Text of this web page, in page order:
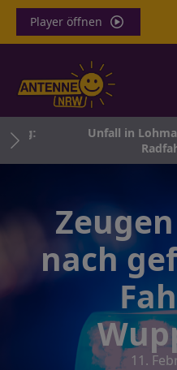
Player öffnen
Unfall in
nach
11.